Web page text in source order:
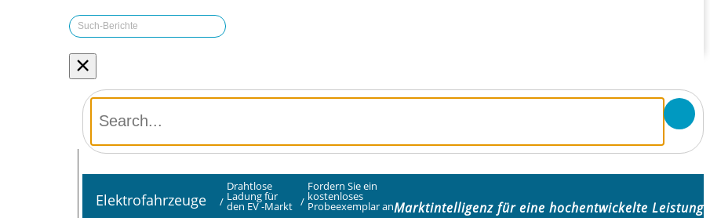
×
Elektrofahrzeuge /
Drahtlose
Ladung für
den EV -Markt /
Fordern Sie ein
kostenloses
Probeexemplar anMarktintelligenz für eine hochentwickelte Leistung